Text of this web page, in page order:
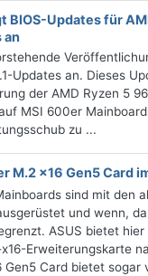
BIOS-Updates für
an
Updates an. Dieses
der AMD Ryzen 5
MSI 600er
zu ...
M.2 x16 Gen5 Card
sind mit den
und wenn,
ASUS bietet
Erweiterungskarte
Gen5 Card bietet sogar